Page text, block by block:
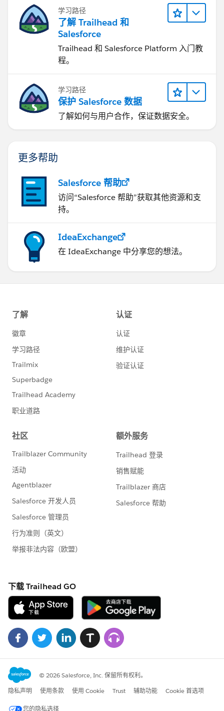
学习路径
了解 Trailhead 和
Salesforce
Trailhead 和 Salesforce Platform 入门教
程。
学习路径
保护 Salesforce 数据
了解如何与用户合作，保证数据安全。
更多帮助
Salesforce 帮助
访问“Salesforce 帮助”获取其他资源和支
持。
IdeaExchange
在 IdeaExchange 中分享您的想法。